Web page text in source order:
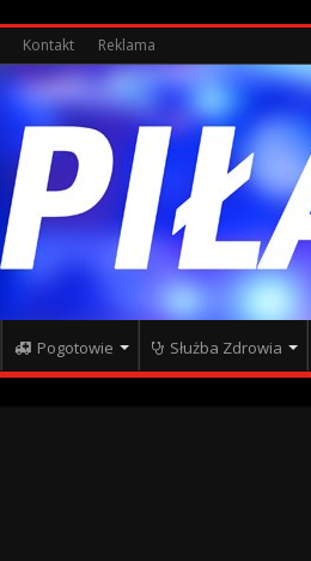
Kontakt Reklama
Pogotowie Służba Zdrowia